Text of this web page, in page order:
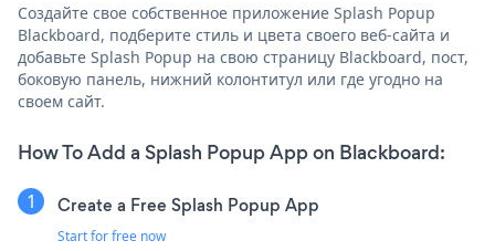
Создайте свое собственное приложение Splash Popup
Blackboard, подберите стиль и цвета своего веб-сайта и
добавьте Splash Popup на свою страницу Blackboard, пост,
боковую панель, нижний колонтитул или где угодно на
своем сайт.
How To Add a Splash Popup App on Blackboard:
Create a Free Splash Popup App
Start for free now